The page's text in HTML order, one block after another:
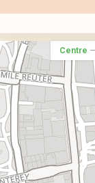
Centre —